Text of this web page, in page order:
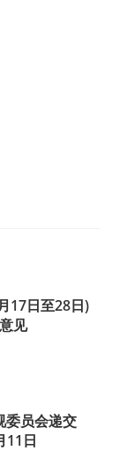
17日至28日)
见
委员会递交
11日